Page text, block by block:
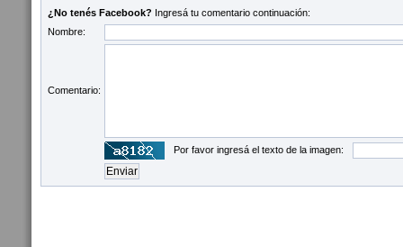
¿No tenés Facebook? Ingresá tu comentario continuación:
Nombre:
Comentario:
Por favor ingresá el texto de la imagen: